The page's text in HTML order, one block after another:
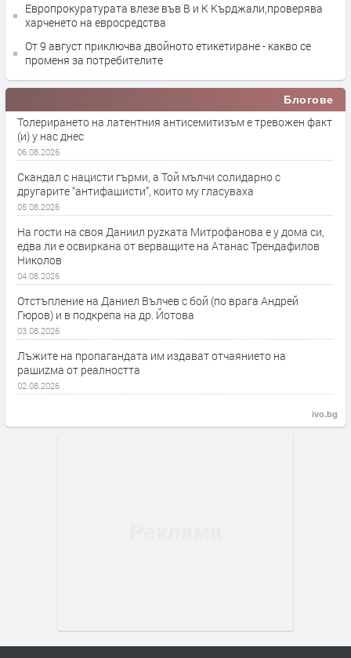
Европрокуратурата влезе във В и К Кърджали,проверява
харченето на евросредства
От 9 август приключва двойното етикетиране - какво се
променя за потребителите
Блогове
Толерирането на латентния антисемитизъм е тревожен факт
(и) у нас днес
06.08.2026
Скандал с нацисти гърми, а Той мълчи солидарно с
другарите “антифашисти”, които му гласуваха
05.08.2026
На гости на своя Даниил руzката Митрофанова е у дома си,
едва ли е освиркана от верващите на Атанас Трендафилов
Николов
04.08.2026
Отстъпление на Даниел Вълчев с бой (по врага Андрей
Гюров) и в подкрепа на др. Йотова
03.08.2026
Лъжите на пропагандата им издават отчаянието на
рашиzма от реалността
02.08.2026
ivo.bg